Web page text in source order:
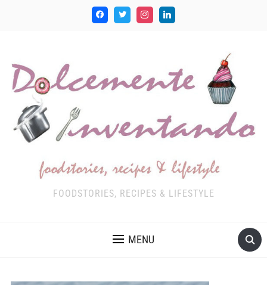
FOODSTORIES, RECIPES & LIFESTYLE
MENU